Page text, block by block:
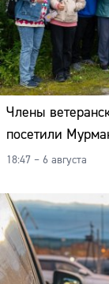
Члены
посетили
18:47 – 6 августа